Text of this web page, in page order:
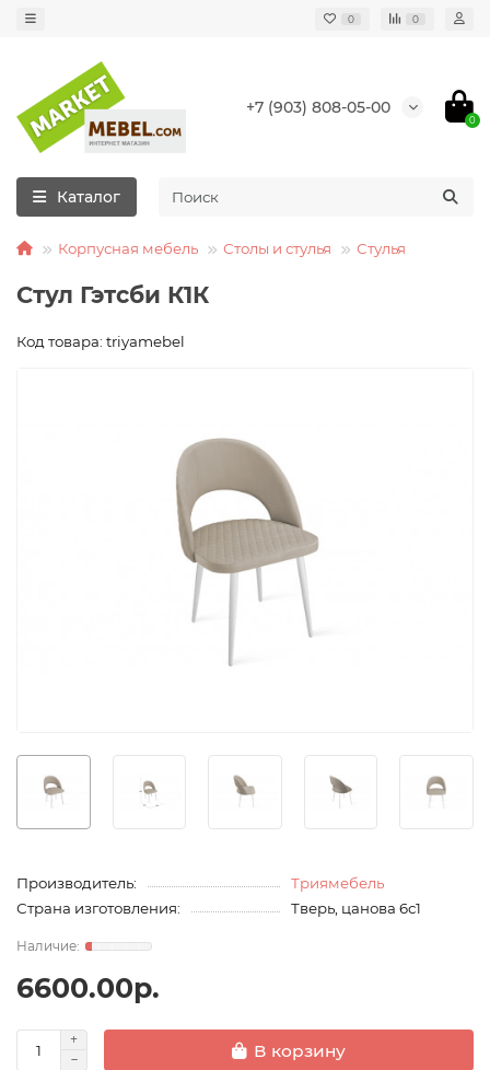
0 0
+7 (903) 808-05-00
0
Каталог
Корпусная мебель Столы и стулья Стулья
Стул Гэтсби К1К
Код товара: triyamebel
Производитель:
Триямебель
Страна изготовления:
Тверь, цанова 6с1
6600.00р.
В корзину